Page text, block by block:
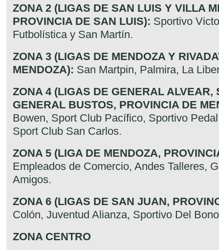
ZONA 2 (LIGAS DE SAN LUIS Y VILLA
PROVINCIA DE SAN LUIS): Sportivo
Futbolística y San Martín.
ZONA 3 (LIGAS DE MENDOZA Y
MENDOZA): San Martpin, Palmira, La
ZONA 4 (LIGAS DE GENERAL ALVEAR,
GENERAL BUSTOS, PROVINCIA DE
Bowen, Sport Club Pacífico, Sportivo
Sport Club San Carlos.
ZONA 5 (LIGA DE MENDOZA,
Empleados de Comercio, Andes Talleres,
Amigos.
ZONA 6 (LIGAS DE SAN JUAN,
Colón, Juventud Alianza, Sportivo Del
ZONA CENTRO